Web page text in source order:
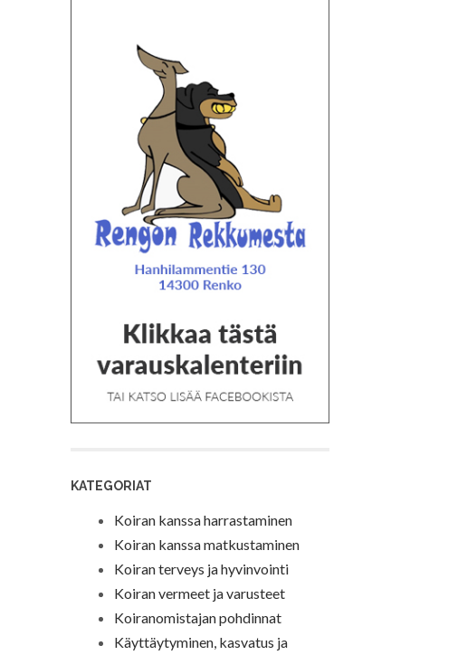
KATEGORIAT
Koiran kanssa harrastaminen
Koiran kanssa matkustaminen
Koiran terveys ja hyvinvointi
Koiran vermeet ja varusteet
Koiranomistajan pohdinnat
Käyttäytyminen, kasvatus ja